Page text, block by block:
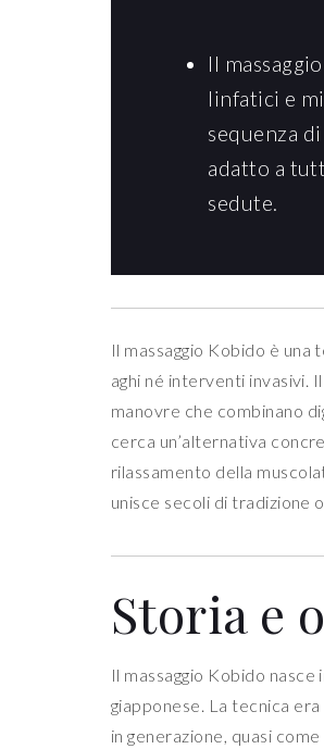
Il
linfatici e
sequenza
adatto a
sedute.
Il massaggio Kobido è una
aghi né interventi invasivi.
manovre che combinano
cerca un’alternativa
rilassamento della
unisce secoli di tradizione
Storia e
Il massaggio Kobido
giapponese. La tecnica
in generazione, quasi